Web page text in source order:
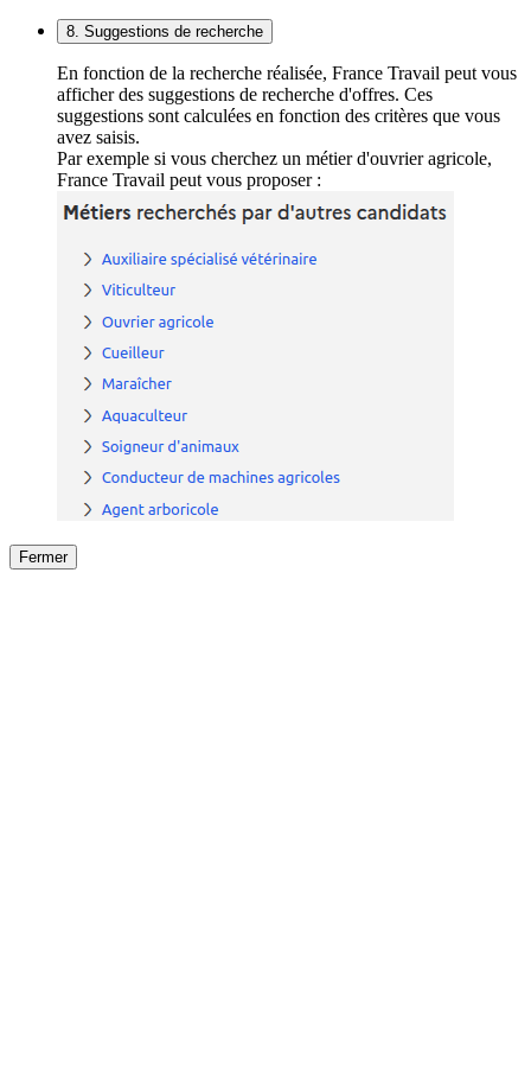
8. Suggestions de recherche
En fonction de la recherche réalisée, France Travail peut vous
afficher des suggestions de recherche d'offres. Ces
suggestions sont calculées en fonction des critères que vous
avez saisis.
Par exemple si vous cherchez un métier d'ouvrier agricole,
France Travail peut vous proposer :
Fermer